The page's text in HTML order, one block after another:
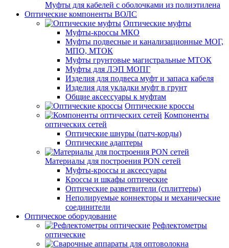
Муфты для кабелей с оболочками из полиэтилена
Оптические компоненты ВОЛС
Оптические муфты
Муфты-кроссы МКО
Муфты подвесные и канализационные МОГ,
МПО, МТОК
Муфты грунтовые магистральные МТОК
Муфты для ЛЭП МОПГ
Изделия для подвеса муфт и запаса кабеля
Изделия для укладки муфт в грунт
Общие аксессуары к муфтам
Оптические кроссы
Компоненты
оптических сетей
Оптические шнуры (патч-корды)
Оптические адаптеры
Материалы для построения PON сетей
Муфты-кроссы и аксессуары
Кроссы и шкафы оптические
Оптические разветвители (сплиттеры)
Неполируемые коннекторы и механические
соединители
Оптическое оборудование
Рефлектометры
оптические